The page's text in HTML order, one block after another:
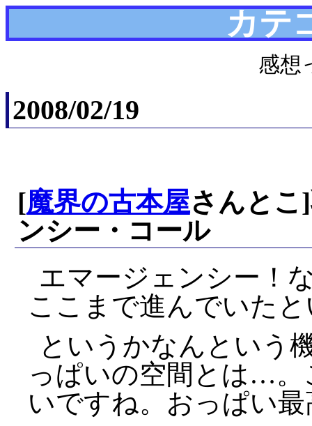
カテ
感想
2008/02/19
[魔界の古本屋さんとこ
ンシー・コール
エマージェンシー！
ここまで進んでいた
というかなんという
っぱいの空間とは…。
いですね。おっぱい最